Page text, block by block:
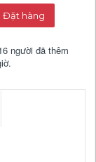
Đặt hàng
người đã thêm